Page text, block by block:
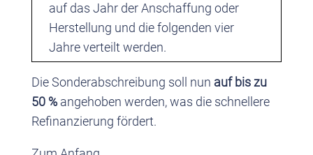
auf das Jahr der Anschaffung oder
Herstellung und die folgenden vier
Jahre verteilt werden.
Die Sonderabschreibung soll nun auf bis zu
50 %angehoben werden, was die schnellere
Refinanzierung fördert.